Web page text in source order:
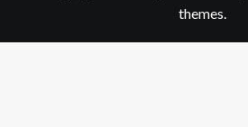
themes.